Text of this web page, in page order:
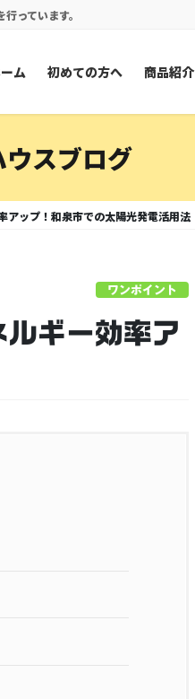
行っています。
ム 初めての方へ 商品紹介
スブログ
アップ！和泉市での太陽光発電活用法
ワンポイント
ギー効率ア